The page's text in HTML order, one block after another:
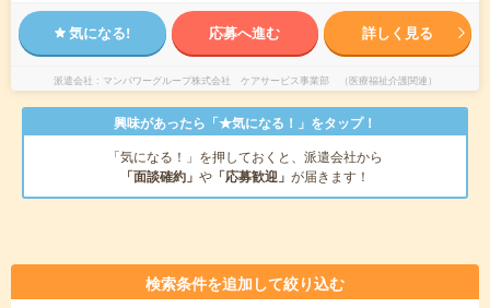
気になる! 応募へ進む 詳しく見る
派遣会社 マンパワーグループ株式会社 ケアサービス事業部 （医療福祉介護関連）
興味があったら「★気になる！」をタップ！
「気になる！」を押しておくと、派遣会社から
「面談確約」 や 「応募歓迎」 が届きます！
検索条件を追加して絞り込む